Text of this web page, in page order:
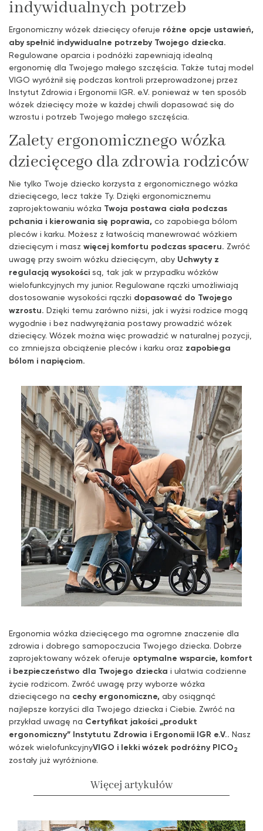
indywidualnych potrzeb
Ergonomiczny wózek dziecięcy oferuje różne opcje ustawień,
aby spełnić indywidualne potrzeby Twojego dziecka.
Regulowane oparcia i podnóżki zapewniają idealną
ergonomię dla Twojego małego szczęścia. Także tutaj model
VIGO wyróżnił się podczas kontroli przeprowadzonej przez
Instytut Zdrowia i Ergonomii IGR. e.V. ponieważ w ten sposób
wózek dziecięcy może w każdej chwili dopasować się do
wzrostu i potrzeb Twojego małego szczęścia.
Zalety ergonomicznego wózka
dziecięcego dla zdrowia rodziców
Nie tylko Twoje dziecko korzysta z ergonomicznego wózka
dziecięcego, lecz także Ty. Dzięki ergonomicznemu
zaprojektowaniu wózka Twoja postawa ciała podczas
pchania i kierowania się poprawia, co zapobiega bólom
pleców i karku. Możesz z łatwością manewrować wózkiem
dziecięcym i masz więcej komfortu podczas spaceru. Zwróć
uwagę przy swoim wózku dziecięcym, aby Uchwyty z
regulacją wysokości są, tak jak w przypadku wózków
wielofunkcyjnych my junior. Regulowane rączki umożliwiają
dostosowanie wysokości rączki dopasować do Twojego
wzrostu. Dzięki temu zarówno niżsi, jak i wyżsi rodzice mogą
wygodnie i bez nadwyrężania postawy prowadzić wózek
dziecięcy. Wózek można więc prowadzić w naturalnej pozycji,
co zmniejsza obciążenie pleców i karku oraz zapobiega
bólom i napięciom.
Ergonomia wózka dziecięcego ma ogromne znaczenie dla
zdrowia i dobrego samopoczucia Twojego dziecka. Dobrze
zaprojektowany wózek oferuje optymalne wsparcie, komfort
i bezpieczeństwo dla Twojego dziecka i ułatwia codzienne
życie rodzicom. Zwróć uwagę przy wyborze wózka
dziecięcego na cechy ergonomiczne, aby osiągnąć
najlepsze korzyści dla Twojego dziecka i Ciebie. Zwróć na
przykład uwagę na Certyfikat jakości „produkt
ergonomiczny” Instytutu Zdrowia i Ergonomii IGR e.V.. Nasz
wózek wielofunkcyjnyVIGO i lekki wózek podróżny PICO2
zostały już wyróżnione.
Więcej artykułów